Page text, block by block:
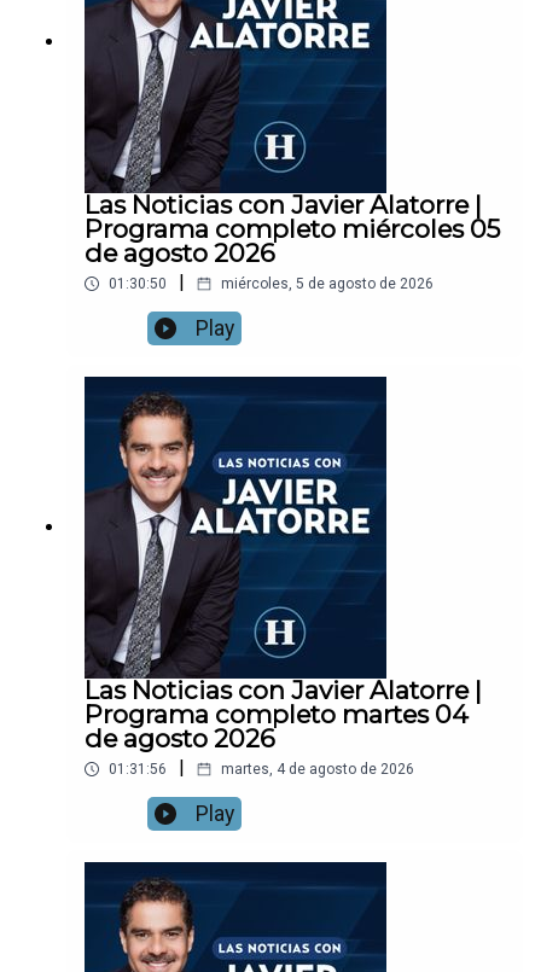
Las Noticias con Javier Alatorre |
Programa completo miércoles 05
de agosto 2026
01:30:50 miércoles, 5 de agosto de 2026
Play
Las Noticias con Javier Alatorre |
Programa completo martes 04
de agosto 2026
01:31:56 martes, 4 de agosto de 2026
Play